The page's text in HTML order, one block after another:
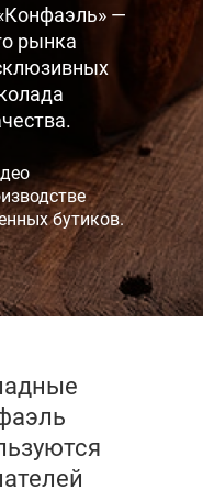
—
рынка
бутиков.